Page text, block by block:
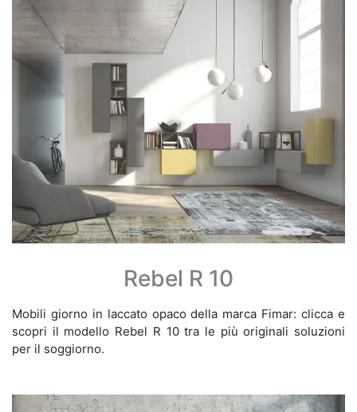
Rebel R 10
Mobili giorno in laccato opaco della marca Fimar: clicca e
scopri il modello Rebel R 10 tra le più originali soluzioni
per il soggiorno.